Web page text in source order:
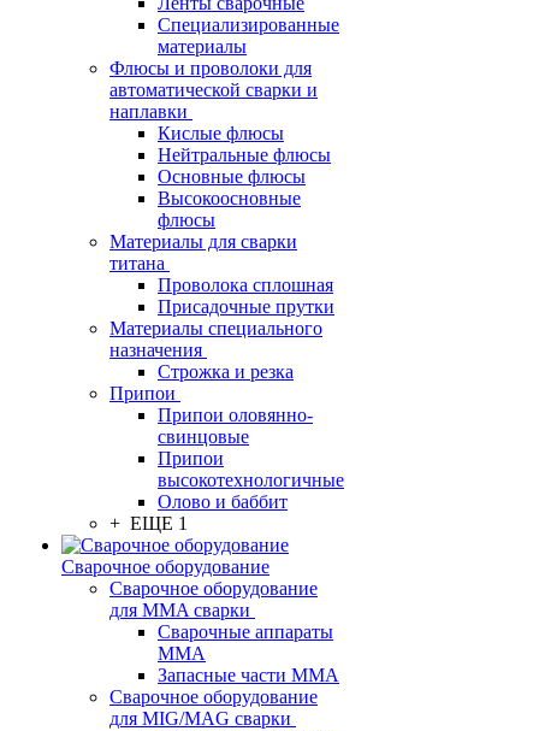
Специализированные
материалы
Флюсы и проволоки для
автоматической сварки и
наплавки
Кислые флюсы
Нейтральные флюсы
Основные флюсы
Высокоосновные
флюсы
Материалы для сварки
титана
Проволока сплошная
Присадочные прутки
Материалы специального
назначения
Строжка и резка
Припои
Припои оловянно-
свинцовые
Припои
высокотехнологичные
Олово и баббит
+ ЕЩЕ 1
Сварочное оборудование
Сварочное оборудование
для MMA сварки
Сварочные аппараты
MMA
Запасные части MMA
Сварочное оборудование
для MIG/MAG сварки